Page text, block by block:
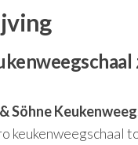
Söhne
keukenweegschaal